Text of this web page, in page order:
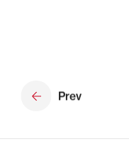
Prev